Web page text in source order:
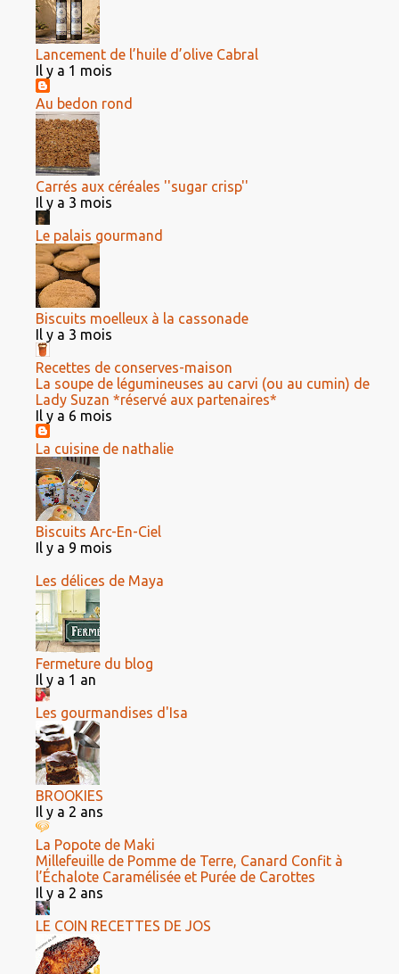
Lancement de l’huile d’olive Cabral
Il y a 1 mois
Au bedon rond
Carrés aux céréales ''sugar crisp''
Il y a 3 mois
Le palais gourmand
Biscuits moelleux à la cassonade
Il y a 3 mois
Recettes de conserves-maison
La soupe de légumineuses au carvi (ou au cumin) de
Lady Suzan *réservé aux partenaires*
Il y a 6 mois
La cuisine de nathalie
Biscuits Arc-En-Ciel
Il y a 9 mois
Les délices de Maya
Fermeture du blog
Il y a 1 an
Les gourmandises d'Isa
BROOKIES
Il y a 2 ans
La Popote de Maki
Millefeuille de Pomme de Terre, Canard Confit à
l’Échalote Caramélisée et Purée de Carottes
Il y a 2 ans
LE COIN RECETTES DE JOS